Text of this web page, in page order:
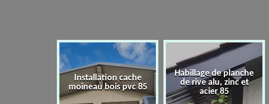
Installation cache
moineau bois pvc 85
Habillage de planche
de rive alu, zinc et
acier 85